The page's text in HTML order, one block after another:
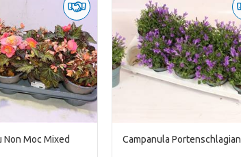
Non Moc Mixed Campanula Portenschlagian